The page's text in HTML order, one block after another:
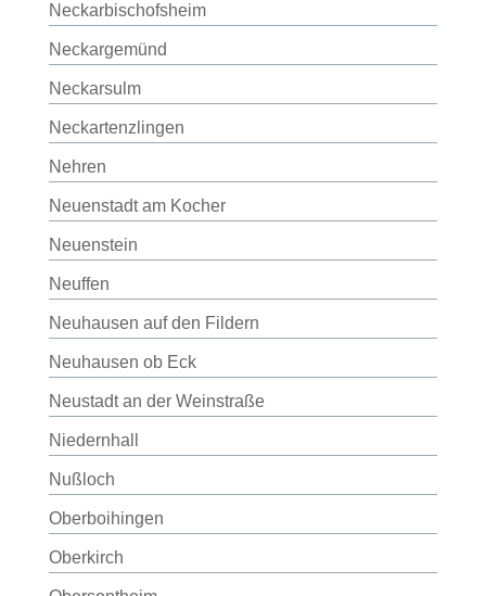
Neckarbischofsheim
Neckargemünd
Neckarsulm
Neckartenzlingen
Nehren
Neuenstadt am Kocher
Neuenstein
Neuffen
Neuhausen auf den Fildern
Neuhausen ob Eck
Neustadt an der Weinstraße
Niedernhall
Nußloch
Oberboihingen
Oberkirch